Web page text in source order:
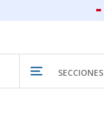
SECCIONES